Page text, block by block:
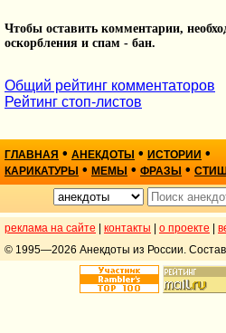
Чтобы оставить комментарии,
оскорбления и спам - бан.
Общий рейтинг комментаторов
Рейтинг стоп-листов
ГЛАВНАЯ • АНЕКДОТЫ • ИСТОРИИ •
КАРИКАТУРЫ • МЕМЫ • ФРАЗЫ •
реклама на сайте контакты о проекте
© 1995—2026 Анекдоты из России.